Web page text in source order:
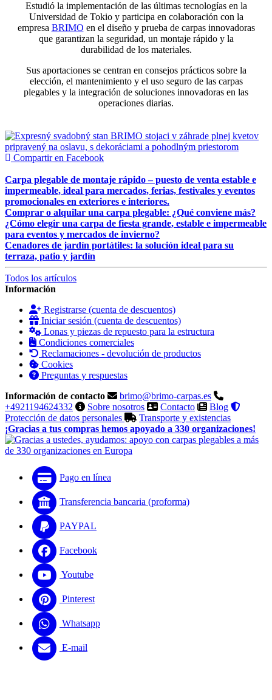
Estudió la implementación de las últimas tecnologías en la
Universidad de Tokio y participa en colaboración con la
empresa BRIMO en el diseño y prueba de carpas innovadoras
que garantizan la seguridad, un montaje rápido y la
durabilidad de los materiales.
Sus aportaciones se centran en consejos prácticos sobre la
elección, el mantenimiento y el uso seguro de las carpas
plegables y la integración de soluciones innovadoras en las
operaciones diarias.
Compartir en Facebook
Carpa plegable de montaje rápido – puesto de venta estable e
impermeable, ideal para mercados, ferias, festivales y eventos
promocionales en exteriores e interiores.
Comprar o alquilar una carpa plegable: ¿Qué conviene más?
¿Cómo elegir una carpa de fiesta grande, estable e impermeable
para eventos y mercados de invierno?
Cenadores de jardín portátiles: la solución ideal para su
terraza, patio y jardín
Todos los artículos
Información
Registrarse (cuenta de descuentos)
Iniciar sesión (cuenta de descuentos)
Lonas y piezas de repuesto para la estructura
Condiciones comerciales
Reclamaciones - devolución de productos
Cookies
Preguntas y respuestas
Información de contacto
brimo@brimo-carpas.es
+4921194624332
Sobre nosotros Contacto
Blog
Protección de datos personales
Transporte y existencias
¡Gracias a tus compras hemos apoyado a 330 organizaciones!
Pago en línea
Transferencia bancaria (proforma)
PAYPAL
Facebook
Youtube
Pinterest
Whatsapp
E-mail